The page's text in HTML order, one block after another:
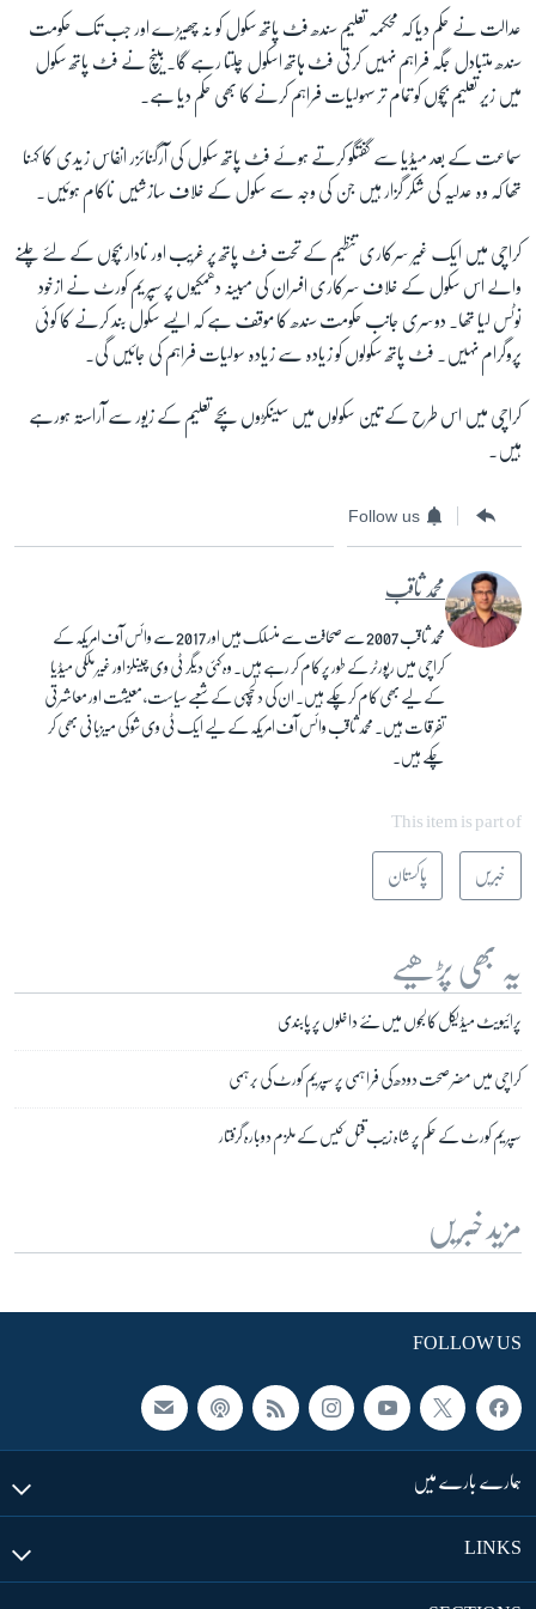
عدالت نے حکم دیا کہ محکمہ تعلیم سندھ فٹ پاتھ سکول کو نہ چھیڑے اور جب تک حکومت
سندھ متبادل جگہ فراہم نہیں کرتی فٹ ہاتھ اسکول چلتا رہے گا۔ بینچ نے فٹ پاتھ سکول
میں زیر تعلیم بچوں کو تمام تر سہولیات فراہم کرنے کا بھی حکم دیا ہے۔
سماعت کے بعد میڈیا سے گفتگو کرتے ہوئے فٹ پاتھ سکول کی آرگنائزر انفاس زیدی کا کہنا
تھا کہ وہ عدلیہ کی شکر گزار ہیں جن کی وجہ سے سکول کے خلاف سازشیں ناکام ہوئیں۔
کراچی میں ایک غیر سرکاری تنظیم کے تحت فٹ پاتھ پر غریب اور نادار بچوں کے لئے چلنے
والے اس سکول کے خلاف سرکاری افسران کی مبینہ دھمکیوں پر سپریم کورٹ نے ازخود
نوٹس لیا تھا۔ دوسری جانب حکومت سندھ کا موقف ہے کہ ایسے سکول بند کرنے کا کوئی
پروگرام نہیں۔ فٹ پاتھ سکولوں کو زیادہ سے زیادہ سولیات فراہم کی جائیں گی۔
کراچی میں اس طرح کے تین سکولوں میں سینکڑوں بچے تعلیم کے زیور سے آراستہ ہورہے
ہیں۔
Follow us
محمد ثاقب
محمد ثاقب 2007 سے صحافت سے منسلک ہیں اور 2017 سے وائس آف امریکہ کے
کراچی میں رپورٹر کے طور پر کام کر رہے ہیں۔ وہ کئی دیگر ٹی وی چینلز اور غیر ملکی میڈیا
کے لیے بھی کام کرچکے ہیں۔ ان کی دلچسپی کے شعبے سیاست، معیشت اور معاشرتی
تفرقات ہیں۔ محمد ثاقب وائس آف امریکہ کے لیے ایک ٹی وی شو کی میزبانی بھی کر
چکے ہیں۔
This item is part of
خبریں پاکستان
یہ بھی پڑھیے
پرائیویٹ میڈیکل کالجوں میں نئے داخلوں پر پابندی
کراچی میں مضر صحت دودھ کی فراہمی پر سپریم کورٹ کی برہمی
سپریم کورٹ کے حکم پر شاہ زیب قتل کیس کے ملزم دوبارہ گرفتار
مزید خبریں
FOLLOW US
ہمارے بارے میں
LINKS